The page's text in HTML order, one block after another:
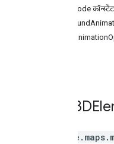
MapMode कॉन्स्टेंट